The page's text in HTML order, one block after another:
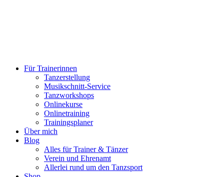
Für Trainerinnen
Tanzerstellung
Musikschnitt-Service
Tanzworkshops
Onlinekurse
Onlinetraining
Trainingsplaner
Über mich
Blog
Alles für Trainer & Tänzer
Verein und Ehrenamt
Allerlei rund um den Tanzsport